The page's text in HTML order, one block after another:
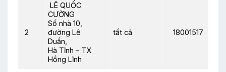
2
LÊ QUỐC
CƯỜNG
Số nhà 10,
đường Lê
Duẩn,
Hà Tĩnh – TX
Hồng Lĩnh
tất cả 18001517